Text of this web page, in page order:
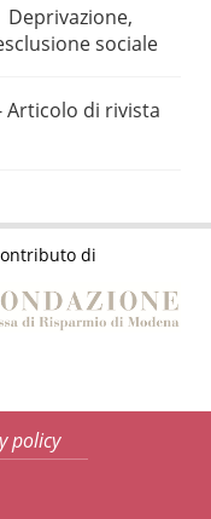
Deprivazione,
sociale
Articolo di rivista
di
policy